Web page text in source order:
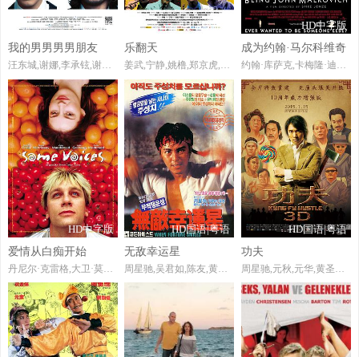
HD国语版
我的男男男男朋友
汪东城,谢娜,李承铉,谢依霖,何晶晶,翁艳,刘令飞,胡兵,印小天,雷诺儿
HD国语版
乐翻天
姜武,宁静,姚橹,郑京虎,孟瞳迪,林子聪,黄奕,刘桦,杜海涛,张达明,隋凯,黄姿琪
HD中字版
成为约翰·马尔科维奇
约翰·库萨克,卡梅隆·迪亚兹,凯瑟琳·基纳,约翰·马尔科维奇,耐德·巴拉米,奥克塔维亚·斯宾瑟,玛丽·凯·普莱斯,奥森·比恩,K.K.Dodds,伯恩·皮文,JudithWetzell,凯文·卡罗尔,威利·加森,W·厄尔·布朗,雷吉纳德·C·海耶斯,查理·辛,理查德·凡西,ChristineD.Coleman,帕梅拉·海登,内尔·洛斯,兰斯·邦斯,安迪·迪克,EddieL.Fauria,大卫·芬奇,杰斯特·海尔斯顿,IsaacHanson,TaylorHanson,扎克·汉森,达斯汀·霍夫
HD中字版
爱情从白痴开始
丹尼尔·克雷格,大卫·莫瑞瑟,凯莉·麦克唐纳
HD国语|粤语
无敌幸运星
HD国语|粤语
功夫